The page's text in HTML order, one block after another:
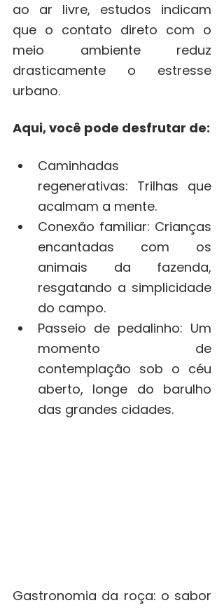
ao ar livre, estudos indicam
que o contato direto com o
meio ambiente reduz
drasticamente o estresse
urbano.
Aqui, você pode desfrutar de:
Caminhadas
regenerativas: Trilhas que
acalmam a mente.
Conexão familiar: Crianças
encantadas com os
animais da fazenda,
resgatando a simplicidade
do campo.
Passeio de pedalinho: Um
momento de
contemplação sob o céu
aberto, longe do barulho
das grandes cidades.
Gastronomia da roça: o sabor